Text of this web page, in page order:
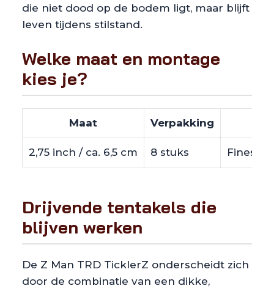
die niet dood op de bodem ligt, maar blijft
leven tijdens stilstand.
Welke maat en montage
kies je?
Maat Verpakking
2,75 inch / ca. 6,5 cm 8 stuks Finesse
Drijvende tentakels die
blijven werken
De Z Man TRD TicklerZ onderscheidt zich
door de combinatie van een dikke,